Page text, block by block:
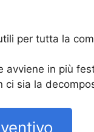
per tutta la
in più
ci sia la